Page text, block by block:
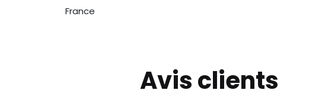
France
Avis clients